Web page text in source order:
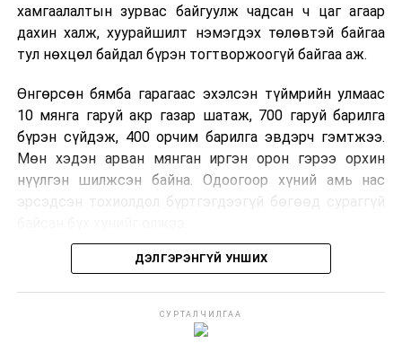
хамгаалалтын зурвас байгуулж чадсан ч цаг агаар
дахин халж, хуурайшилт нэмэгдэх төлөвтэй байгаа
тул нөхцөл байдал бүрэн тогтворжоогүй байгаа аж.
Өнгөрсөн бямба гарагаас эхэлсэн түймрийн улмаас
10 мянга гаруй акр газар шатаж, 700 гаруй барилга
бүрэн сүйдэж, 400 орчим барилга эвдэрч гэмтжээ.
Мөн хэдэн арван мянган иргэн орон гэрээ орхин
нүүлгэн шилжсэн байна. Одоогоор хүний амь нас
эрсэдсэн тохиолдол бүртгэгдээгүй бөгөөд сураггүй
Албаныхны мэдээлснээр түймрийн нэг голомтыг
шатаасан гэх үндэслэлээр эрүүгийн хэрэг үүсгэн
ДЭЛГЭРЭНГҮЙ УНШИХ
СУРТАЛЧИЛГАА